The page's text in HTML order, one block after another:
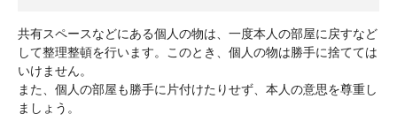
共有スペースなどにある個人の物は、一度本人の部屋に戻すなど
して整理整頓を行います。このとき、個人の物は勝手に捨てては
いけません。
また、個人の部屋も勝手に片付けたりせず、本人の意思を尊重し
ましょう。